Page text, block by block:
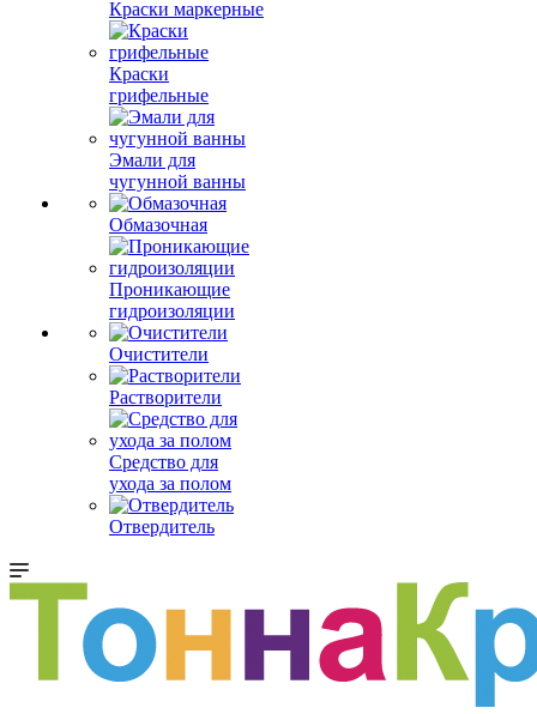
Краски маркерные
Краски
грифельные
Эмали для
чугунной ванны
Обмазочная
Проникающие
гидроизоляции
Очистители
Растворители
Средство для
ухода за полом
Отвердитель